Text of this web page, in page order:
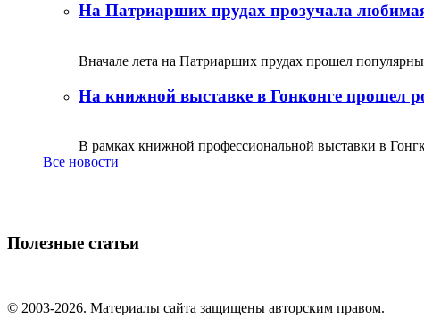
На Патриарших прудах прозучала
Вначале лета на Патриарших прудах прошел
На книжной выставке в Гонконге прошел
В рамках книжной профессиональной выставки в
Все новости
Полезные статьи
© 2003-2026. Материалы сайта защищены авторским правом.